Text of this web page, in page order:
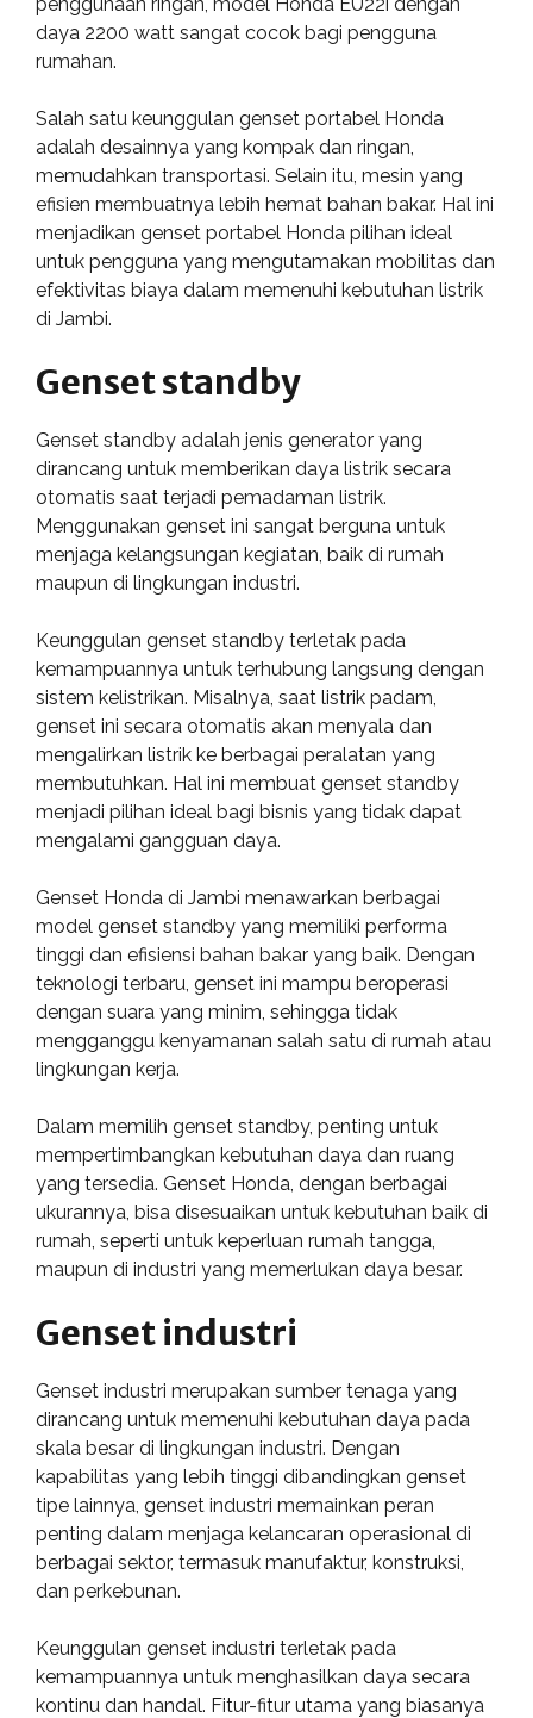
daya 2200 watt sangat cocok bagi pengguna
rumahan.
Salah satu keunggulan genset portabel Honda
adalah desainnya yang kompak dan ringan,
memudahkan transportasi. Selain itu, mesin yang
efisien membuatnya lebih hemat bahan bakar. Hal ini
menjadikan genset portabel Honda pilihan ideal
untuk pengguna yang mengutamakan mobilitas dan
efektivitas biaya dalam memenuhi kebutuhan listrik
di Jambi.
Genset standby
Genset standby adalah jenis generator yang
dirancang untuk memberikan daya listrik secara
otomatis saat terjadi pemadaman listrik.
Menggunakan genset ini sangat berguna untuk
menjaga kelangsungan kegiatan, baik di rumah
maupun di lingkungan industri.
Keunggulan genset standby terletak pada
kemampuannya untuk terhubung langsung dengan
sistem kelistrikan. Misalnya, saat listrik padam,
genset ini secara otomatis akan menyala dan
mengalirkan listrik ke berbagai peralatan yang
membutuhkan. Hal ini membuat genset standby
menjadi pilihan ideal bagi bisnis yang tidak dapat
mengalami gangguan daya.
Genset Honda di Jambi menawarkan berbagai
model genset standby yang memiliki performa
tinggi dan efisiensi bahan bakar yang baik. Dengan
teknologi terbaru, genset ini mampu beroperasi
dengan suara yang minim, sehingga tidak
mengganggu kenyamanan salah satu di rumah atau
lingkungan kerja.
Dalam memilih genset standby, penting untuk
mempertimbangkan kebutuhan daya dan ruang
yang tersedia. Genset Honda, dengan berbagai
ukurannya, bisa disesuaikan untuk kebutuhan baik di
rumah, seperti untuk keperluan rumah tangga,
maupun di industri yang memerlukan daya besar.
Genset industri
Genset industri merupakan sumber tenaga yang
dirancang untuk memenuhi kebutuhan daya pada
skala besar di lingkungan industri. Dengan
kapabilitas yang lebih tinggi dibandingkan genset
tipe lainnya, genset industri memainkan peran
penting dalam menjaga kelancaran operasional di
berbagai sektor, termasuk manufaktur, konstruksi,
dan perkebunan.
Keunggulan genset industri terletak pada
kemampuannya untuk menghasilkan daya secara
kontinu dan handal. Fitur-fitur utama yang biasanya